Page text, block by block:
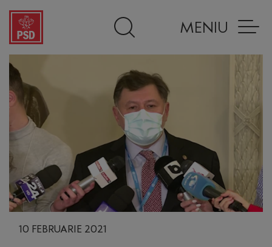
MENIU
10 FEBRUARIE 2021